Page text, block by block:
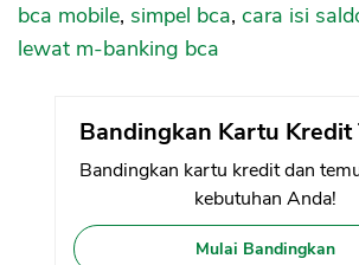
bca mobile, simpel bca, cara isi
lewat m-banking bca
Bandingkan Kartu Kredit
Bandingkan kartu kredit dan
kebutuhan Anda!
Mulai Bandingkan